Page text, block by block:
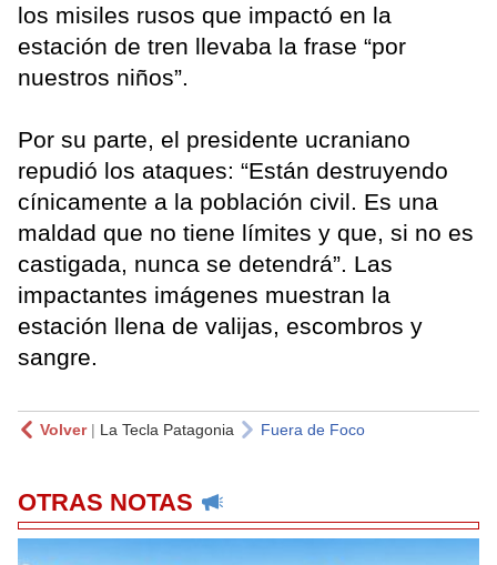
los misiles rusos que impactó en la
estación de tren llevaba la frase “por
nuestros niños”.
Por su parte, el presidente ucraniano
repudió los ataques: “Están destruyendo
cínicamente a la población civil. Es una
maldad que no tiene límites y que, si no es
castigada, nunca se detendrá”. Las
impactantes imágenes muestran la
estación llena de valijas, escombros y
sangre.
Volver| La Tecla Patagonia Fuera de Foco
OTRAS NOTAS